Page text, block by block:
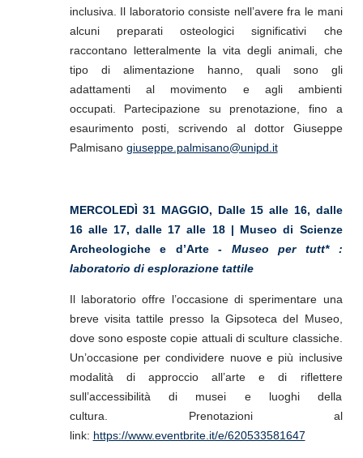
inclusiva. Il laboratorio consiste nell’avere fra le mani
alcuni preparati osteologici significativi che
raccontano letteralmente la vita degli animali, che
tipo di alimentazione hanno, quali sono gli
adattamenti al movimento e agli ambienti
occupati. Partecipazione su prenotazione, fino a
esaurimento posti, scrivendo al dottor Giuseppe
Palmisano giuseppe.palmisano@unipd.it
MERCOLEDÌ 31 MAGGIO, Dalle 15 alle 16, dalle
16 alle 17, dalle 17 alle 18 | Museo di Scienze
Archeologiche e d’Arte - Museo per tutt* :
laboratorio di esplorazione tattile
Il laboratorio offre l’occasione di sperimentare una
breve visita tattile presso la Gipsoteca del Museo,
dove sono esposte copie attuali di sculture classiche.
Un’occasione per condividere nuove e più inclusive
modalità di approccio all’arte e di riflettere
sull’accessibilità di musei e luoghi della
cultura. Prenotazioni al
link: https://www.eventbrite.it/e/620533581647